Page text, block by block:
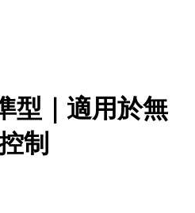
型｜適用於無
制